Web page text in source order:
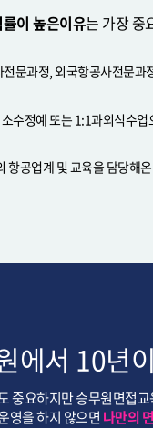
이 높은이유는 가장 중
문과정, 외국항공사전문과
수정예 또는 1:1과외식수업
항공업계 및 교육을 담당해온
에서 10년
중요하지만 승무원면접
영을 하지 않으면 나만의